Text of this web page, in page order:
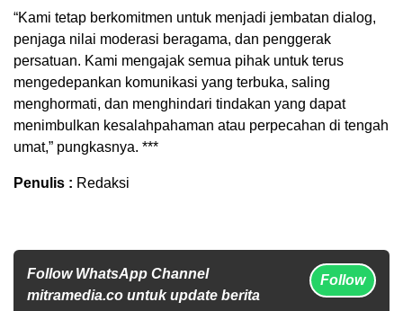
“Kami tetap berkomitmen untuk menjadi jembatan dialog,
penjaga nilai moderasi beragama, dan penggerak
persatuan. Kami mengajak semua pihak untuk terus
mengedepankan komunikasi yang terbuka, saling
menghormati, dan menghindari tindakan yang dapat
menimbulkan kesalahpahaman atau perpecahan di tengah
umat,” pungkasnya. ***
Penulis : Redaksi
Follow WhatsApp Channel
mitramedia.co untuk update berita
Follow